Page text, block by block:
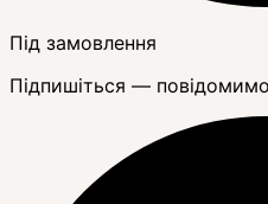
Під замовлення
Підпишіться —